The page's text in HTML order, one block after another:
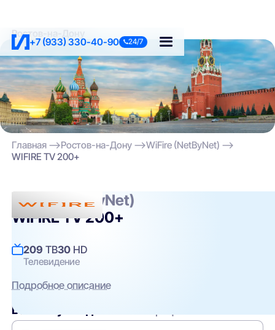
+7 (933) 330-40-90 24/7
Ростов-на-Дону
Главная Ростов-на-Дону
WiFire (NetByNet)
WIFIRE TV 200+
WiFire (NetByNet)
WIFIRE TV 200+
209 ТВ30 HD
Телевидение
Подробное описание
Вам могут подойти